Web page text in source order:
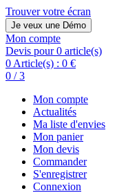
Trouver votre écran
Je veux une Démo
Mon compte
Devis pour 0 article(s)
0 Article(s) : 0 €
0 / 3
Mon compte
Actualités
Ma liste d'envies
Mon panier
Mon devis
Commander
S'enregistrer
Connexion